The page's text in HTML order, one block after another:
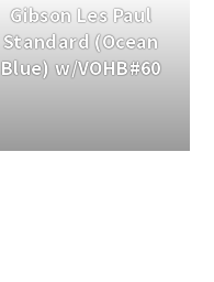
Gibson Les Paul
Standard (Ocean
Blue) w/VOHB#60